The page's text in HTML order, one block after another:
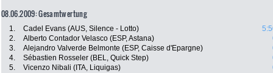
08.06.2009: Gesamtwertung
1. Cadel Evans (AUS, Silence - Lotto)
2.
Alberto Contador Velasco (ESP, Astana)
3.
Alejandro Valverde Belmonte (ESP, Caisse d'Epargne)
4.
Sébastien Rosseler (BEL, Quick Step)
5.
Vicenzo Nibali (ITA, Liquigas)